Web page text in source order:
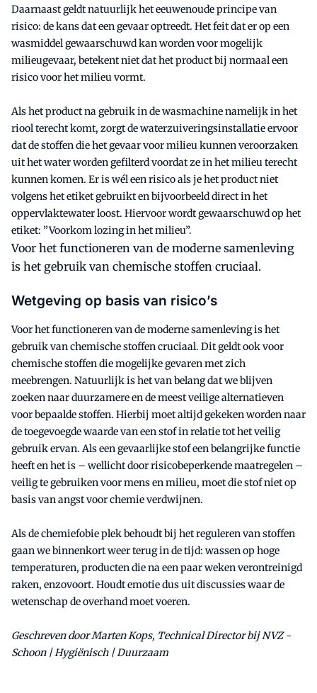
Daarnaast geldt natuurlijk het eeuwenoude principe van
risico: de kans dat een gevaar optreedt. Het feit dat er op een
wasmiddel gewaarschuwd kan worden voor mogelijk
milieugevaar, betekent niet dat het product bij normaal een
risico voor het milieu vormt.
Als het product na gebruik in de wasmachine namelijk in het
riool terecht komt, zorgt de waterzuiveringsinstallatie ervoor
dat de stoffen die het gevaar voor milieu kunnen veroorzaken
uit het water worden gefilterd voordat ze in het milieu terecht
kunnen komen. Er is wél een risico als je het product niet
volgens het etiket gebruikt en bijvoorbeeld direct in het
oppervlaktewater loost. Hiervoor wordt gewaarschuwd op het
etiket: ”Voorkom lozing in het milieu”.
Voor het functioneren van de moderne samenleving
is het gebruik van chemische stoffen cruciaal.
Wetgeving op basis van risico’s
Voor het functioneren van de moderne samenleving is het
gebruik van chemische stoffen cruciaal. Dit geldt ook voor
chemische stoffen die mogelijke gevaren met zich
meebrengen. Natuurlijk is het van belang dat we blijven
zoeken naar duurzamere en de meest veilige alternatieven
voor bepaalde stoffen. Hierbij moet altijd gekeken worden naar
de toegevoegde waarde van een stof in relatie tot het veilig
gebruik ervan. Als een gevaarlijke stof een belangrijke functie
heeft en het is – wellicht door risicobeperkende maatregelen –
veilig te gebruiken voor mens en milieu, moet die stof niet op
basis van angst voor chemie verdwijnen.
Als de chemiefobie plek behoudt bij het reguleren van stoffen
gaan we binnenkort weer terug in de tijd: wassen op hoge
temperaturen, producten die na een paar weken verontreinigd
raken, enzovoort. Houdt emotie dus uit discussies waar de
wetenschap de overhand moet voeren.
Geschreven door Marten Kops, Technical Director bij NVZ -
Schoon | Hygiënisch | Duurzaam